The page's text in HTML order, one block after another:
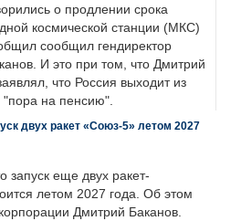
о продлении срока
космической станции (МКС)
сообщил гендиректор
И это при том, что Дмитрий
что Россия выходит из
"пора на пенсию".
двух ракет «Союз-5» летом 2027
запуск еще двух ракет-
летом 2027 года. Об этом
Дмитрий Баканов.